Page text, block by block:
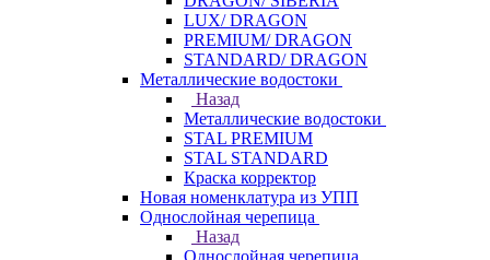
LUX/ DRAGON
PREMIUM/ DRAGON
STANDARD/ DRAGON
Металлические водостоки
Назад
Металлические водостоки
STAL PREMIUM
STAL STANDARD
Краска корректор
Новая номенклатура из УПП
Однослойная черепица
Назад
Однослойная черепица